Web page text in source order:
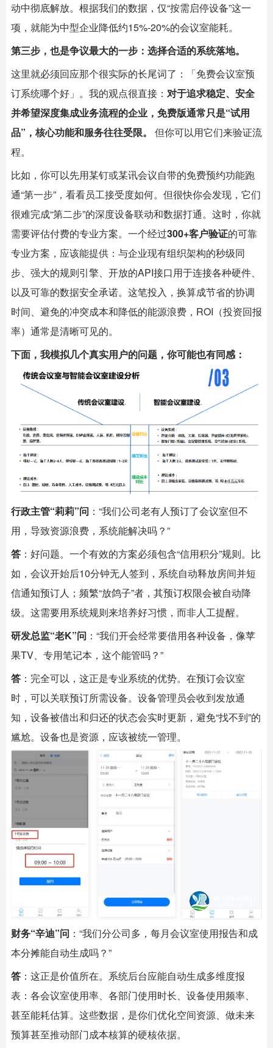
动中彻底解放。根据我们的数据，仅“按需启停设备”这一
项，就能为中型企业降低约15%-20%的会议室能耗。
第三步，也是争议最大的一步：选择合适的系统落地。
这里就必须回应那个很实际的长尾词了：「免费会议室预
订系统哪个好」。我的观点很直接： 对于追求稳定、安全
并希望深度集成业务流程的企业，免费版通常只是“试用
品”，核心功能和服务往往受限。
​ 但你可以用它们来验证流
程。
比如，你可以先用某钉或某讯会议自带的免费预约功能跑
通“第一步”，看看员工接受度如何。但很快你会发现，它们
很难完成“第二步”的深度设备联动和数据打通。这时，你就
需要评估付费的专业方案。一个经过300+客户验证的可靠
专业方案，应该能提供：与企业现有组织架构的秒级同
步、强大的规则引擎、开放的API接口用于连接各种硬件、
以及可靠的数据安全承诺。这笔投入，换算成节省的协调
时间、避免的冲突成本和降低的能源浪费，ROI（投资回报
率）通常是清晰可见的。
下面，我模拟几个真实用户的问题，你可能也有同感：
行政主管“莉莉”问 ：“我们公司老有人预订了会议室但不
用，导致资源浪费，系统能解决吗？”
答 ：好问题。一个有效的方案必须包含“信用积分”规则。比
如，会议开始后10分钟无人签到，系统自动释放房间并短
信通知预订人；频繁“放鸽子”者，其预订权限会被自动降
级。这需要用系统规则来培养好习惯，而非人工提醒。
研发总监“老K”问 ：“我们开会经常要借用各种设备，像苹
果TV、专用笔记本，这个能管吗？”
答 ：完全可以，这正是专业系统的优势。在预订会议室
时，可以关联预订所需设备。设备管理员会收到发放通
知，设备被借出和归还的状态会实时更新，避免“找不到”的
尴尬。设备也是资源，应该被统一管理。
财务“辛迪”问 ：“我们分公司多，每月会议室使用报告和成
本分摊能自动生成吗？”
答 ：这正是价值所在。系统后台应能自动生成多维度报
表：各会议室使用率、各部门使用时长、设备使用频率、
甚至能耗估算。这些数据，是你们优化空间资源、做未来
预算甚至推动部门成本核算的硬核依据。